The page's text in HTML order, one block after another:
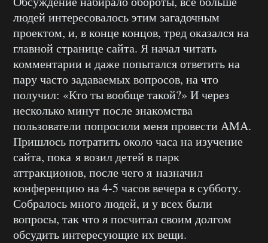
людей интересовалось этим загадочным
проектом, и, в конце концов, тред оказался на
главной странице сайта. Я начал читать
комментарии и даже попытался ответить на
пару часто задаваемых вопросов, на что
получил: «Кто ты вообще такой?» И через
несколько минут после знакомства
пользователи попросили меня провести АМА.
Пришлось потратить около часа на изучение
сайта, пока я возил детей в парк
аттракционов, после чего я назначил
конференцию на 4-5 часов вечера в субботу.
Собралось много людей, и у всех были
вопросы, так что я посчитал своим долгом
обсудить интересующие их вещи.